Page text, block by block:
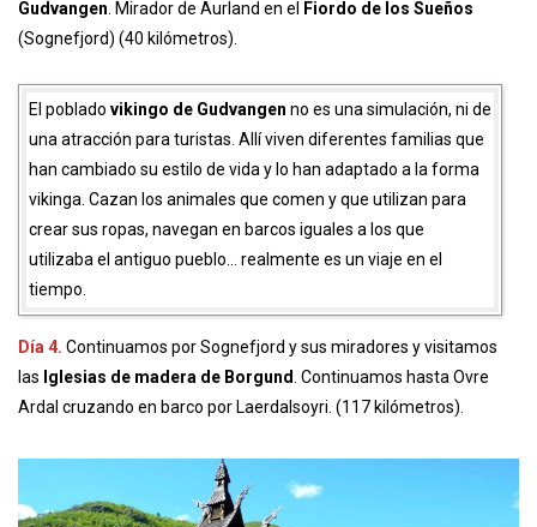
Gudvangen. Mirador de Aurland en el
Fiordo de los Sueños
(Sognefjord) (40 kilómetros).
El poblado vikingo de Gudvangen no es una simulación, ni de
una atracción para turistas. Allí viven diferentes familias que
han cambiado su estilo de vida y lo han adaptado a la forma
vikinga. Cazan los animales que comen y que utilizan para
crear sus ropas, navegan en barcos iguales a los que
utilizaba el antiguo pueblo… realmente es un viaje en el
tiempo.
Día 4. Continuamos por Sognefjord y sus miradores y visitamos
las Iglesias de madera de Borgund. Continuamos hasta Ovre
Ardal cruzando en barco por Laerdalsoyri. (117 kilómetros).